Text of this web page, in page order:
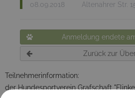
08.09.2018 Altenahrer Str.
Anmeldung endete
Zurück zur
Teilnehmerinformation:
der Hundesportverein Grafschaft "Flinke